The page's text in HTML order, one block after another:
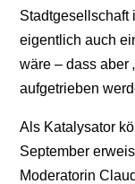
Stadtgesellschaft
eigentlich auch
wäre – dass aber
aufgetrieben
Als Katalysator
September
Moderatorin